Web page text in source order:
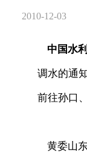
2010-12-03
中国水
调水的通
前往孙口
黄委山